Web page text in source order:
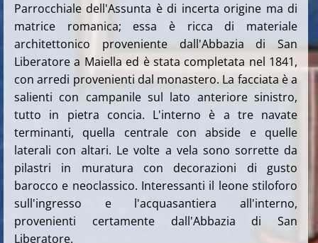
Parrocchiale dell'Assunta è di incerta origine ma di
matrice romanica; essa è ricca di materiale
architettonico proveniente dall'Abbazia di San
Liberatore a Maiella ed è stata completata nel 1841,
con arredi provenienti dal monastero. La facciata è a
salienti con campanile sul lato anteriore sinistro,
tutto in pietra concia. L'interno è a tre navate
terminanti, quella centrale con abside e quelle
laterali con altari. Le volte a vela sono sorrette da
pilastri in muratura con decorazioni di gusto
barocco e neoclassico. Interessanti il leone stiloforo
sull'ingresso e l'acquasantiera all'interno,
provenienti certamente dall'Abbazia di San
Liberatore.